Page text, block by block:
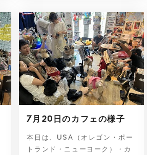
7月20日のカフェの様子
本日は、USA（オレゴン・ポー
トランド・ニューヨーク）・カ